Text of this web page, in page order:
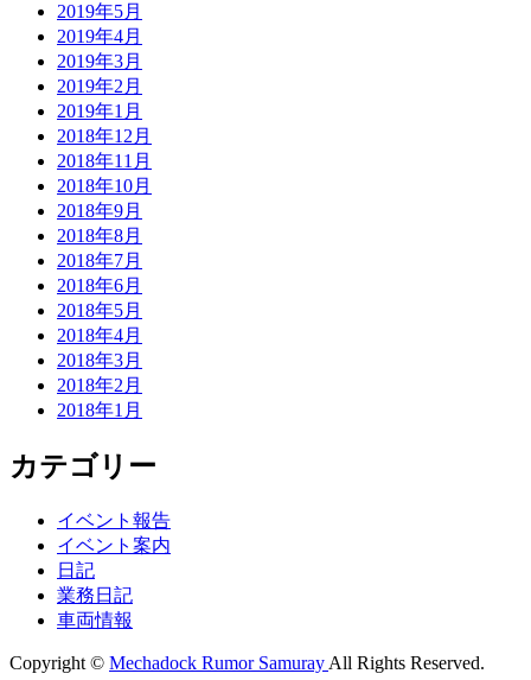
2019年5月
2019年4月
2019年3月
2019年2月
2019年1月
2018年12月
2018年11月
2018年10月
2018年9月
2018年8月
2018年7月
2018年6月
2018年5月
2018年4月
2018年3月
2018年2月
2018年1月
カテゴリー
イベント報告
イベント案内
日記
業務日記
車両情報
Copyright © Mechadock Rumor Samuray All Rights Reserved.